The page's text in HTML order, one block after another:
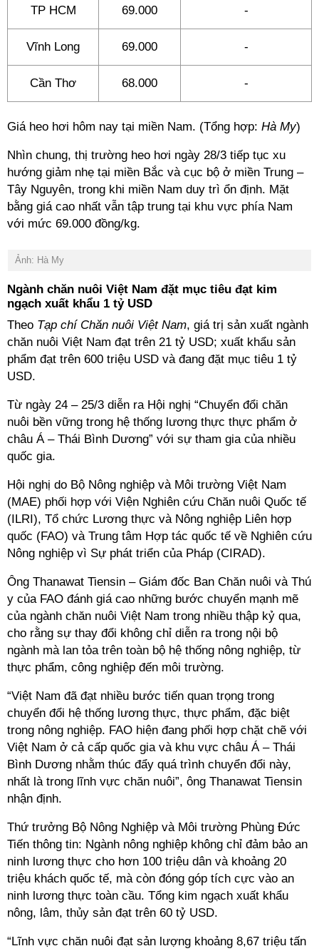
TP HCM 69.000 -
Vĩnh Long 69.000 -
Cần Thơ 68.000 -
Giá heo hơi hôm nay tại miền Nam. (Tổng hợp: Hà My)
Nhìn chung, thị trường heo hơi ngày 28/3 tiếp tục xu
hướng giảm nhẹ tại miền Bắc và cục bộ ở miền Trung –
Tây Nguyên, trong khi miền Nam duy trì ổn định. Mặt
bằng giá cao nhất vẫn tập trung tại khu vực phía Nam
với mức 69.000 đồng/kg.
Ảnh: Hà My
Ngành chăn nuôi Việt Nam đặt mục tiêu đạt kim
ngạch xuất khẩu 1 tỷ USD
Theo Tạp chí Chăn nuôi Việt Nam, giá trị sản xuất ngành
chăn nuôi Việt Nam đạt trên 21 tỷ USD; xuất khẩu sản
phẩm đạt trên 600 triệu USD và đang đặt mục tiêu 1 tỷ
USD.
Từ ngày 24 – 25/3 diễn ra Hội nghị “Chuyển đổi chăn
nuôi bền vững trong hệ thống lương thực thực phẩm ở
châu Á – Thái Bình Dương” với sự tham gia của nhiều
quốc gia.
Hội nghị do Bộ Nông nghiệp và Môi trường Việt Nam
(MAE) phối hợp với Viện Nghiên cứu Chăn nuôi Quốc tế
(ILRI), Tổ chức Lương thực và Nông nghiệp Liên hợp
quốc (FAO) và Trung tâm Hợp tác quốc tế về Nghiên cứu
Nông nghiệp vì Sự phát triển của Pháp (CIRAD).
Ông Thanawat Tiensin – Giám đốc Ban Chăn nuôi và Thú
y của FAO đánh giá cao những bước chuyển mạnh mẽ
của ngành chăn nuôi Việt Nam trong nhiều thập kỷ qua,
cho rằng sự thay đổi không chỉ diễn ra trong nội bộ
ngành mà lan tỏa trên toàn bộ hệ thống nông nghiệp, từ
thực phẩm, công nghiệp đến môi trường.
“Việt Nam đã đạt nhiều bước tiến quan trọng trong
chuyển đổi hệ thống lương thực, thực phẩm, đặc biệt
trong nông nghiệp. FAO hiện đang phối hợp chặt chẽ với
Việt Nam ở cả cấp quốc gia và khu vực châu Á – Thái
Bình Dương nhằm thúc đẩy quá trình chuyển đổi này,
nhất là trong lĩnh vực chăn nuôi”, ông Thanawat Tiensin
nhận định.
Thứ trưởng Bộ Nông Nghiệp và Môi trường Phùng Đức
Tiến thông tin: Ngành nông nghiệp không chỉ đảm bảo an
ninh lương thực cho hơn 100 triệu dân và khoảng 20
triệu khách quốc tế, mà còn đóng góp tích cực vào an
ninh lương thực toàn cầu. Tổng kim ngạch xuất khẩu
nông, lâm, thủy sản đạt trên 60 tỷ USD.
“Lĩnh vực chăn nuôi đạt sản lượng khoảng 8,67 triệu tấn